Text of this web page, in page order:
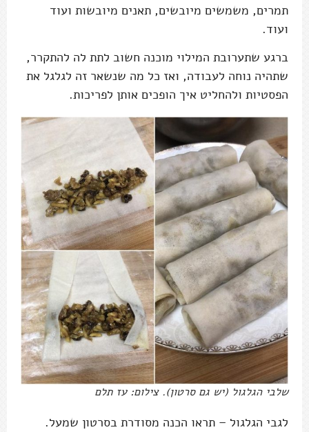
תמרים, משמשים מיובשים, תאנים מיובשות ועוד
ועוד.
ברגע שתערובת המילוי מוכנה חשוב לתת לה להתקרר,
שתהיה נוחה לעבודה, ואז כל מה שנשאר זה לגלגל את
הפסטיות ולהחליט איך הופכים אותן לפריכות.
שלבי הגלגול (יש גם סרטון). צילום: עז תלם
לגבי הגלגול – תראו הכנה מסודרת בסרטון שמעל.